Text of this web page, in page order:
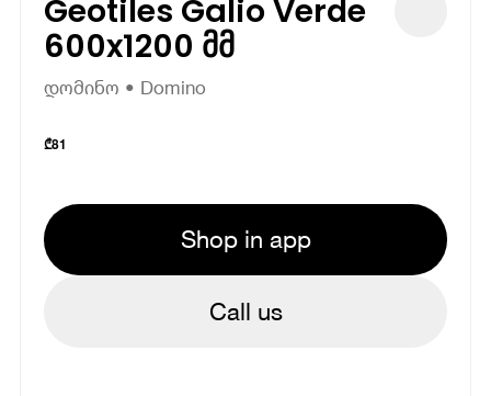
Geotiles Galio Verde
600x1200 მმ
დომინო • Domino
₾81
Shop in app
Call us